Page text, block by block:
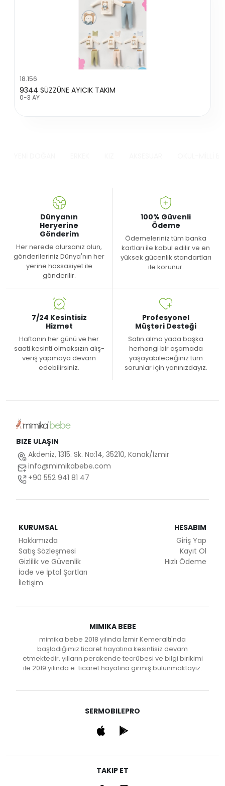
18.156
9344 SÜZZÜNE AYICIK TAKIM
0-3 AY
Dünyanın
Heryerine
Gönderim
Her nerede olursanız olun,
gönderileriniz Dünya'nın her
yerine hassasiyet ile
gönderilir.
100% Güvenli
Ödeme
Ödemeleriniz tüm banka
kartları ile kabul edilir ve en
yüksek gücenlik standartları
ile korunur.
7/24 Kesintisiz
Hizmet
Haftanın her günü ve her
saati kesinti olmaksızın alış-
veriş yapmaya devam
edebilirsiniz.
Profesyonel
Müşteri Desteği
Satın alma yada başka
herhangi bir aşamada
yaşayabileceğiniz tüm
sorunlar için yanınızdayız.
BIZE ULAŞIN
Akdeniz, 1315. Sk. No:14, 35210, Konak/İzmir
info@mimikabebe.com
+90 552 941 81 47
KURUMSAL
Hakkımızda
Satış Sözleşmesi
Gizlilik ve Güvenlik
İade ve İptal Şartları
İletişim
HESABIM
Giriş Yap
Kayıt Ol
Hızlı Ödeme
MIMIKA BEBE
mimika bebe 2018 yılında İzmir Kemeraltı'nda
başladığımız ticaret hayatına kesintisiz devam
etmektedir. yılların perakende tecrübesi ve bilgi birikimi
ile 2019 yılında e-ticaret hayatına girmiş bulunmaktayız.
SERMOBILEPRO
TAKIP ET